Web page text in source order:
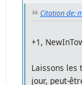
Citation de:
+1,
Laissons les
jour, peut-